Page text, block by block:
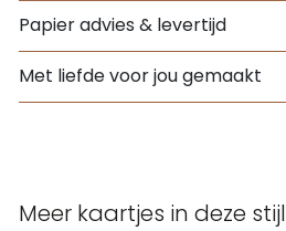
Papier advies & levertijd
Met liefde voor jou gemaakt
Meer kaartjes in deze stijl